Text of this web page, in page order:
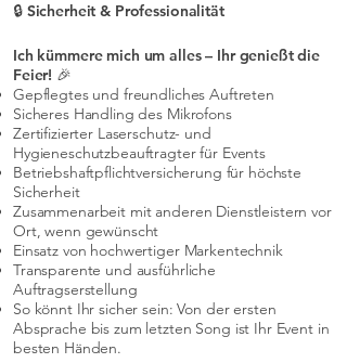
🔒 Sicherheit & Professionalität
Ich kümmere mich um alles – Ihr genießt die
Feier! 🎉
Gepflegtes und freundliches Auftreten
Sicheres Handling des Mikrofons
Zertifizierter Laserschutz- und
Hygieneschutzbeauftragter für Events
Betriebshaftpflichtversicherung für höchste
Sicherheit
Zusammenarbeit mit anderen Dienstleistern vor
Ort, wenn gewünscht
Einsatz von hochwertiger Markentechnik
Transparente und ausführliche
Auftragserstellung
So könnt Ihr sicher sein: Von der ersten
Absprache bis zum letzten Song ist Ihr Event in
besten Händen.